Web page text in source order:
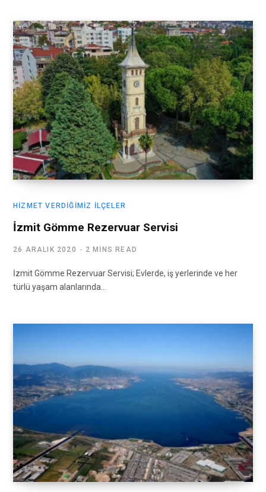
HIZMET VERDIĞIMIZ İLÇELER
İzmit Gömme Rezervuar Servisi
26 ARALIK 2020 2 MINS READ
İzmit Gömme Rezervuar Servisi; Evlerde, iş yerlerinde ve her
türlü yaşam alanlarında…